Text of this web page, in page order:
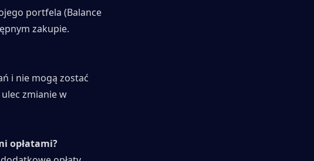
portfela (Balance
zakupie.
i nie mogą zostać
zmianie w
opłatami?